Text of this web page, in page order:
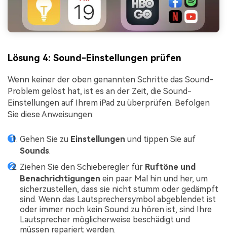
Lösung 4: Sound-Einstellungen prüfen
Wenn keiner der oben genannten Schritte das Sound-
Problem gelöst hat, ist es an der Zeit, die Sound-
Einstellungen auf Ihrem iPad zu überprüfen. Befolgen
Sie diese Anweisungen:
Gehen Sie zu Einstellungen und tippen Sie auf
Sounds.
Ziehen Sie den Schieberegler für Ruftöne und
Benachrichtigungen ein paar Mal hin und her, um
sicherzustellen, dass sie nicht stumm oder gedämpft
sind. Wenn das Lautsprechersymbol abgeblendet ist
oder immer noch kein Sound zu hören ist, sind Ihre
Lautsprecher möglicherweise beschädigt und
müssen repariert werden.